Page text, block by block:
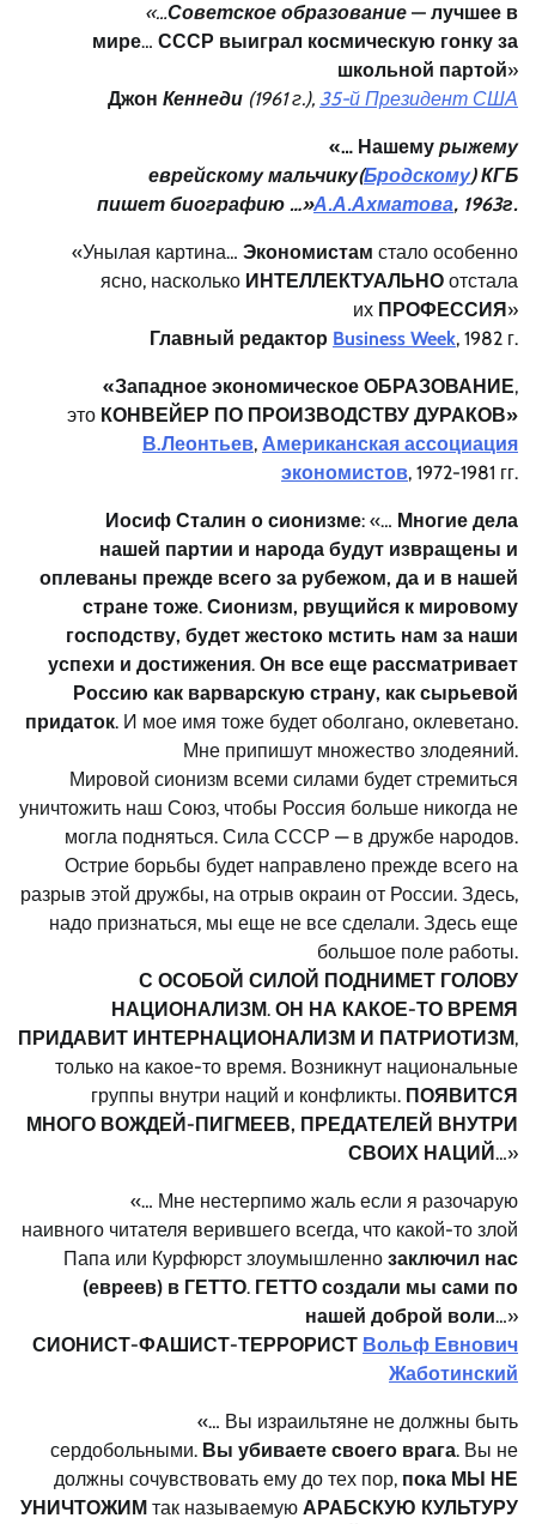
«…Советское образование — лучшее в
мире… СССР выиграл космическую гонку за
школьной партой»
Джон Кеннеди (1961 г.), 35-й Президент США
«… Нашему рыжему
еврейскому мальчику(Бродскому) КГБ
пишет биографию …»А.А.Ахматова, 1963г.
«Унылая картина… Экономистам стало особенно
ясно, насколько ИНТЕЛЛЕКТУАЛЬНО отстала
их ПРОФЕССИЯ »
Главный редактор Business Week, 1982 г.
«Западное экономическое ОБРАЗОВАНИЕ,
это КОНВЕЙЕР ПО ПРОИЗВОДСТВУ ДУРАКОВ»
В.Леонтьев, Американская ассоциация
экономистов, 1972-1981 гг.
Иосиф Сталин о сионизме: «… Многие дела
нашей партии и народа будут извращены и
оплеваны прежде всего за рубежом, да и в нашей
стране тоже. Сионизм, рвущийся к мировому
господству, будет жестоко мстить нам за наши
успехи и достижения. Он все еще рассматривает
Россию как варварскую страну, как сырьевой
придаток. И мое имя тоже будет оболгано, оклеветано.
Мне припишут множество злодеяний.
Мировой сионизм всеми силами будет стремиться
уничтожить наш Союз, чтобы Россия больше никогда не
могла подняться. Сила СССР — в дружбе народов.
Острие борьбы будет направлено прежде всего на
разрыв этой дружбы, на отрыв окраин от России. Здесь,
надо признаться, мы еще не все сделали. Здесь еще
большое поле работы.
С ОСОБОЙ СИЛОЙ ПОДНИМЕТ ГОЛОВУ
НАЦИОНАЛИЗМ. ОН НА КАКОЕ-ТО ВРЕМЯ
ПРИДАВИТ ИНТЕРНАЦИОНАЛИЗМ И ПАТРИОТИЗМ,
только на какое-то время. Возникнут национальные
группы внутри наций и конфликты. ПОЯВИТСЯ
МНОГО ВОЖДЕЙ-ПИГМЕЕВ, ПРЕДАТЕЛЕЙ ВНУТРИ
СВОИХ НАЦИЙ…»
«… Мне нестерпимо жаль если я разочарую
наивного читателя верившего всегда, что какой-то злой
Папа или Курфюрст злоумышленно заключил нас
(евреев) в ГЕТТО. ГЕТТО создали мы сами по
нашей доброй воли…»
СИОНИСТ-ФАШИСТ-ТЕРРОРИСТ Вольф Евнович
Жаботинский
«… Вы израильтяне не должны быть
сердобольными. Вы убиваете своего врага. Вы не
должны сочувствовать ему до тех пор, пока МЫ НЕ
УНИЧТОЖИМ так называемую АРАБСКУЮ КУЛЬТУРУ